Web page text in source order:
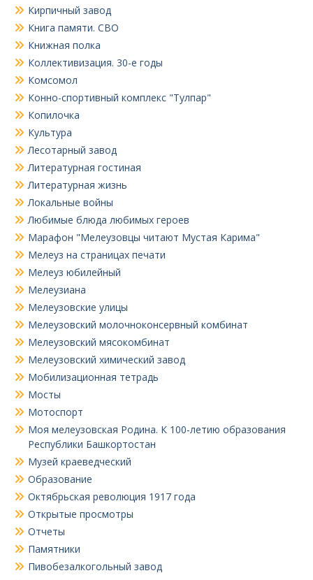
Кирпичный завод
Книга памяти. СВО
Книжная полка
Коллективизация. 30-е годы
Комсомол
Конно-спортивный комплекс "Тулпар"
Копилочка
Культура
Лесотарный завод
Литературная гостиная
Литературная жизнь
Локальные войны
Любимые блюда любимых героев
Марафон "Мелеузовцы читают Мустая Карима"
Мелеуз на страницах печати
Мелеуз юбилейный
Мелеузиана
Мелеузовские улицы
Мелеузовский молочноконсервный комбинат
Мелеузовский мясокомбинат
Мелеузовский химический завод
Мобилизационная тетрадь
Мосты
Мотоспорт
Моя мелеузовская Родина. К 100-летию образования
Республики Башкортостан
Музей краеведческий
Образование
Октябрьская революция 1917 года
Открытые просмотры
Отчеты
Памятники
Пивобезалкогольный завод